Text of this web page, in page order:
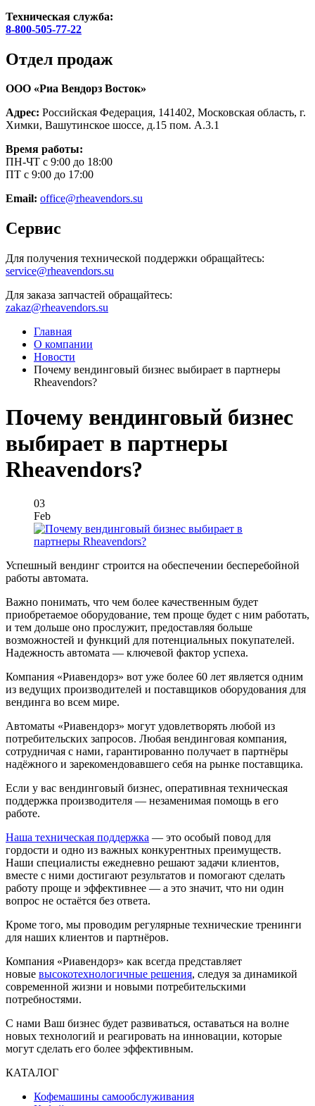
Техническая служба:
8-800-505-77-22
Отдел продаж
ООО «Риа Вендорз Восток»
Адрес: Российская Федерация, 141402, Московская область, г.
Химки, Вашутинское шоссе, д.15 пом. А.3.1
Время работы:
ПН-ЧТ с 9:00 до 18:00
ПТ с 9:00 до 17:00
Email: office@rheavendors.su
Сервис
Для получения технической поддержки обращайтесь:
service@rheavendors.su
Для заказа запчастей обращайтесь:
zakaz@rheavendors.su
Главная
О компании
Новости
Почему вендинговый бизнес выбирает в партнеры
Rheavendors?
Почему вендинговый бизнес
выбирает в партнеры
Rheavendors?
03
Feb
Успешный вендинг строится на обеспечении бесперебойной
работы автомата.
Важно понимать, что чем более качественным будет
приобретаемое оборудование, тем проще будет с ним работать,
и тем дольше оно прослужит, предоставляя больше
возможностей и функций для потенциальных покупателей.
Надежность автомата — ключевой фактор успеха.
Компания «Риавендорз» вот уже более 60 лет является одним
из ведущих производителей и поставщиков оборудования для
вендинга во всем мире.
Автоматы «Риавендорз» могут удовлетворять любой из
потребительских запросов. Любая вендинговая компания,
сотрудничая с нами, гарантированно получает в партнёры
надёжного и зарекомендовавшего себя на рынке поставщика.
Если у вас вендинговый бизнес, оперативная техническая
поддержка производителя — незаменимая помощь в его
работе.
Наша техническая поддержка — это особый повод для
гордости и одно из важных конкурентных преимуществ.
Наши специалисты ежедневно решают задачи клиентов,
вместе с ними достигают результатов и помогают сделать
работу проще и эффективнее — а это значит, что ни один
вопрос не остаётся без ответа.
Кроме того, мы проводим регулярные технические тренинги
для наших клиентов и партнёров.
Компания «Риавендорз» как всегда представляет
новые высокотехнологичные решения, следуя за динамикой
современной жизни и новыми потребительскими
потребностями.
С нами Ваш бизнес будет развиваться, оставаться на волне
новых технологий и реагировать на инновации, которые
могут сделать его более эффективным.
КАТАЛОГ
Кофемашины самообслуживания